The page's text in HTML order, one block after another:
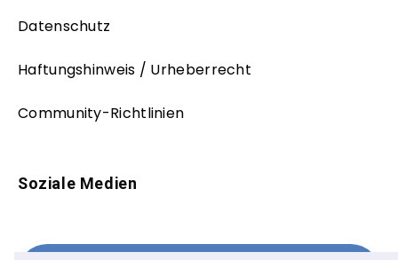
Datenschutz
Haftungshinweis / Urheberrecht
Community-Richtlinien
Soziale Medien